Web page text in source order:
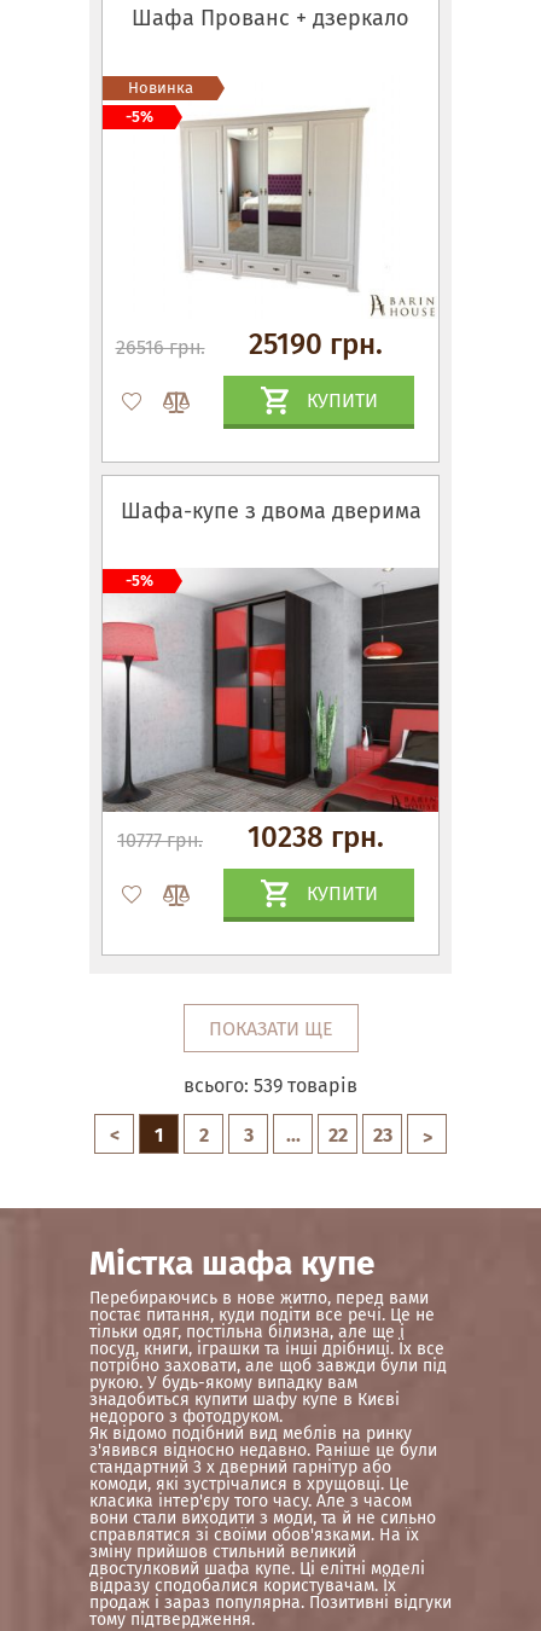
Шафа Прованс + дзеркало
26516 грн. 25190 грн.
КУПИТИ
Новинка
-5%
Шафа-купе з двома дверима
10777 грн. 10238 грн.
КУПИТИ
-5%
ПОКАЗАТИ ЩЕ
всього: 539 товарів
< 1 2 3 ... 22 23 >
Містка шафа купе
Перебираючись в нове житло, перед вами
постає питання, куди подіти все речі. Це не
тільки одяг, постільна білизна, але ще і
посуд, книги, іграшки та інші дрібниці. Їх все
потрібно заховати, але щоб завжди були під
рукою. У будь-якому випадку вам
знадобиться купити шафу купе в Києві
недорого з фотодруком.
Як відомо подібний вид меблів на ринку
з'явився відносно недавно. Раніше це були
стандартний 3 х дверний гарнітур або
комоди, які зустрічалися в хрущовці. Це
класика інтер'єру того часу. Але з часом
вони стали виходити з моди, та й не сильно
справлятися зі своїми обов'язками. На їх
зміну прийшов стильний великий
двостулковий шафа купе. Ці елітні моделі
відразу сподобалися користувачам. Їх
продаж і зараз популярна. Позитивні відгуки
тому підтвердження.